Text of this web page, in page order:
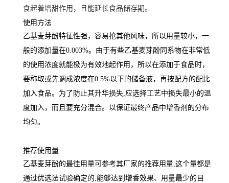
食起着增甜作用，且能延长食品储存期。
使用方法
乙基麦芽酚特征性强，容易抢其他风味，所以用量较小，一
般的添加量在0.003%。由于有些乙基麦芽酚同系物在非常低
的使用浓度就能极为有效地起作用，所以在添加于食品时，
要称取或先调成浓度在0.5%以下的储备液，再按配方的配比
加入食品。为了防止其升华损失,应选择工艺中损失最小的温
度加入，而且要充分混合。以保证最终产品中增香剂的分布
均匀。
推荐使用量
乙基麦芽酚的最徍用量可参考其厂家的推荐用量,这个量都是
通过优选法试验确定的,能够达到增香效果、用量最少的目